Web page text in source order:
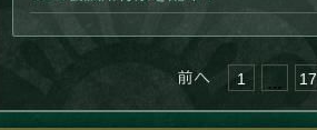
« 前へ
1 … 17